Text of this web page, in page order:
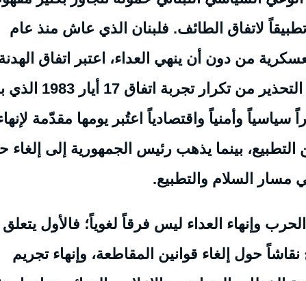
لاتفاق الطائف. فلبنان الذي عاش منذ عام
من دون أن ينهي العداء، اعتبر اتفاق
أحد عناوين وركائز اتفاق الطائف في سياق التحذير من تكرار تجربة
وأمنياً واقتصادياً اعتُبر يومها مقدّمة
بينما يذهب رئيس الجمهورية إلى إلغاء
مسار السلام والتطبيع.
وإنهاء العداء ليس فرقاً لغوياً؛ فالأول يتعلق
حول إلغاء قوانين المقاطعة، وإنهاء تجريم